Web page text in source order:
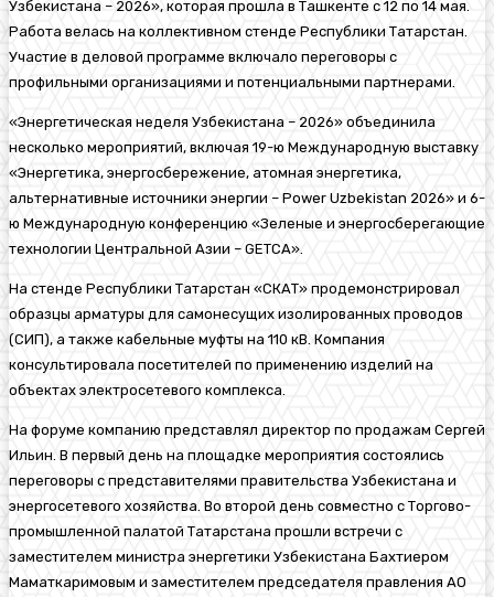
Узбекистана – 2026», которая прошла в Ташкенте с 12 по 14 мая.
Работа велась на коллективном стенде Республики Татарстан.
Участие в деловой программе включало переговоры с
профильными организациями и потенциальными партнерами.
«Энергетическая неделя Узбекистана – 2026» объединила
несколько мероприятий, включая 19-ю Международную выставку
«Энергетика, энергосбережение, атомная энергетика,
альтернативные источники энергии – Power Uzbekistan 2026» и 6-
ю Международную конференцию «Зеленые и энергосберегающие
технологии Центральной Азии – GETCA».
На стенде Республики Татарстан «СКАТ» продемонстрировал
образцы арматуры для самонесущих изолированных проводов
(СИП), а также кабельные муфты на 110 кВ. Компания
консультировала посетителей по применению изделий на
объектах электросетевого комплекса.
На форуме компанию представлял директор по продажам Сергей
Ильин. В первый день на площадке мероприятия состоялись
переговоры с представителями правительства Узбекистана и
энергосетевого хозяйства. Во второй день совместно с Торгово-
промышленной палатой Татарстана прошли встречи с
заместителем министра энергетики Узбекистана Бахтиером
Маматкаримовым и заместителем председателя правления АО